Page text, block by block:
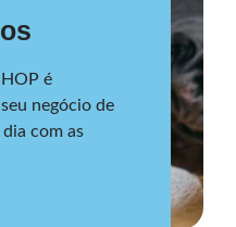
é
negócio de
com as